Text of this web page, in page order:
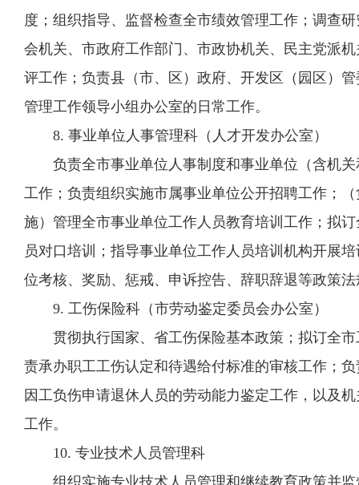
度；组织指导、监督检查全市绩效管理工作；调查
会机关、市政府工作部门、市政协机关、民主党派
评工作；负责县（市、区）政府、开发区（园区）
管理工作领导小组办公室的日常工作。
8. 事业单位人事管理科（人才开发办公室）
负责全市事业单位人事制度和事业单位（含机关
工作；负责组织实施市属事业单位公开招聘工作；
施）管理全市事业单位工作人员教育培训工作；拟
员对口培训；指导事业单位工作人员培训机构开展
位考核、奖励、惩戒、申诉控告、辞职辞退等政策法
9. 工伤保险科（市劳动鉴定委员会办公室）
贯彻执行国家、省工伤保险基本政策；拟订全市
责承办职工工伤认定和待遇给付标准的审核工作；
因工负伤申请退休人员的劳动能力鉴定工作，以及
工作。
10. 专业技术人员管理科
组织实施专业技术人员管理和继续教育政策并监